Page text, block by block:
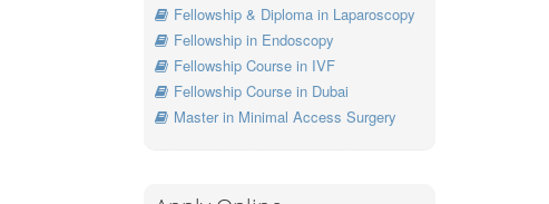
Fellowship & Diploma in Laparoscopy
Fellowship in Endoscopy
Fellowship Course in IVF
Fellowship Course in Dubai
Master in Minimal Access Surgery